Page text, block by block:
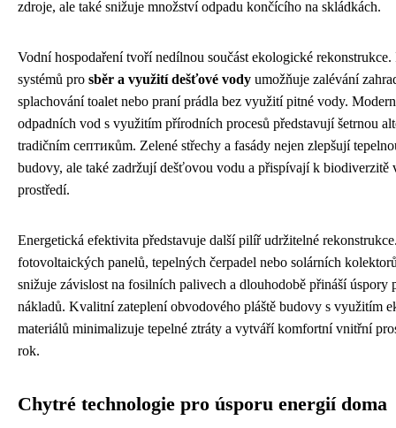
zdroje, ale také snižuje množství odpadu končícího na skládkách.
Vodní hospodaření tvoří nedílnou součást ekologické rekonstrukce.
systémů pro sběr a využití dešťové vody umožňuje zalévání
splachování toalet nebo praní prádla bez využití pitné vody.
odpadních vod s využitím přírodních procesů představují šetrnou
tradičním септикům. Zelené střechy a fasády nejen zlepšují
budovy, ale také zadržují dešťovou vodu a přispívají k biodiverzitě
prostředí.
Energetická efektivita představuje další pilíř udržitelné
fotovoltaických panelů, tepelných čerpadel nebo solárních
snižuje závislost na fosilních palivech a dlouhodobě přináší úspory
nákladů. Kvalitní zateplení obvodového pláště budovy s využitím
materiálů minimalizuje tepelné ztráty a vytváří komfortní vnitřní
rok.
Chytré technologie pro úsporu energií doma